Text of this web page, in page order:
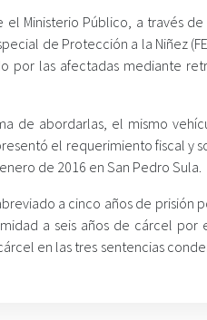
Ministerio Público, a través
de Protección a la Niñez
por las afectadas mediante
de abordarlas, el mismo
el requerimiento fiscal y
de 2016 en San Pedro Sula.
a cinco años de prisión
a seis años de cárcel
en las tres sentencias